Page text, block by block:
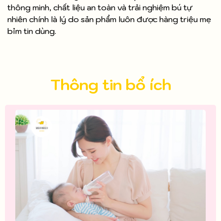
thông minh, chất liệu an toàn và trải nghiệm bú tự
nhiên chính là lý do sản phẩm luôn được hàng triệu mẹ
bỉm tin dùng.
Thông tin bổ ích